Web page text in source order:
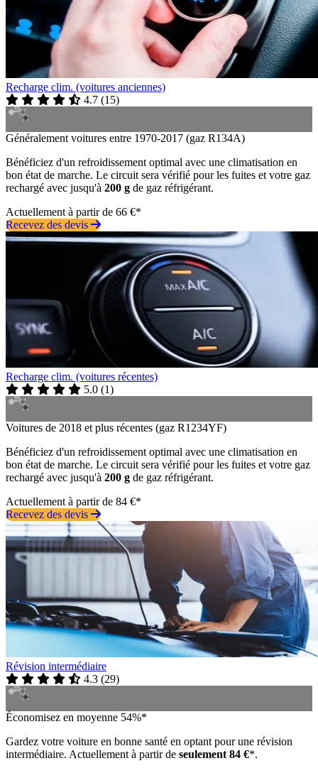
Recharge clim. (voitures anciennes)
4.7 (15)
Généralement voitures entre 1970-2017 (gaz R134A)
Bénéficiez d'un refroidissement optimal avec une climatisation en
bon état de marche. Le circuit sera vérifié pour les fuites et votre gaz
rechargé avec jusqu'à 200 g de gaz réfrigérant.
Actuellement à partir de 66 €*
Recevez des devis
Recharge clim. (voitures récentes)
5.0 (1)
Voitures de 2018 et plus récentes (gaz R1234YF)
Bénéficiez d'un refroidissement optimal avec une climatisation en
bon état de marche. Le circuit sera vérifié pour les fuites et votre gaz
rechargé avec jusqu'à 200 g de gaz réfrigérant.
Actuellement à partir de 84 €*
Recevez des devis
Révision intermédiaire
4.3 (29)
Économisez en moyenne 54%*
Gardez votre voiture en bonne santé en optant pour une révision
intermédiaire. Actuellement à partir de seulement 84 €*.